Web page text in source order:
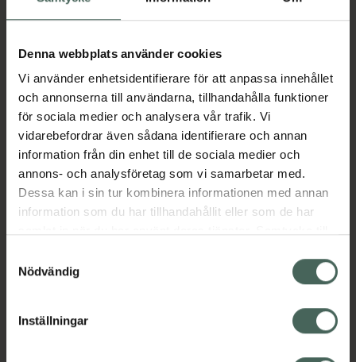
Denna webbplats använder cookies
Vi använder enhetsidentifierare för att anpassa innehållet
och annonserna till användarna, tillhandahålla funktioner
för sociala medier och analysera vår trafik. Vi
vidarebefordrar även sådana identifierare och annan
information från din enhet till de sociala medier och
annons- och analysföretag som vi samarbetar med.
Dessa kan i sin tur kombinera informationen med annan
information som du har tillhandahållit eller som de har
återkalla ditt samtycke via webbplatsens
cookieinställningar. Ett återkallat samtycke påverkar inte
lagligheten av behandling som skett innan återkallelsen.
Nödvändig
Inställningar
Beskrivning Dölj
Läs alltid bipacksedeln innan
användning.
EAN:00366582503842
Visa